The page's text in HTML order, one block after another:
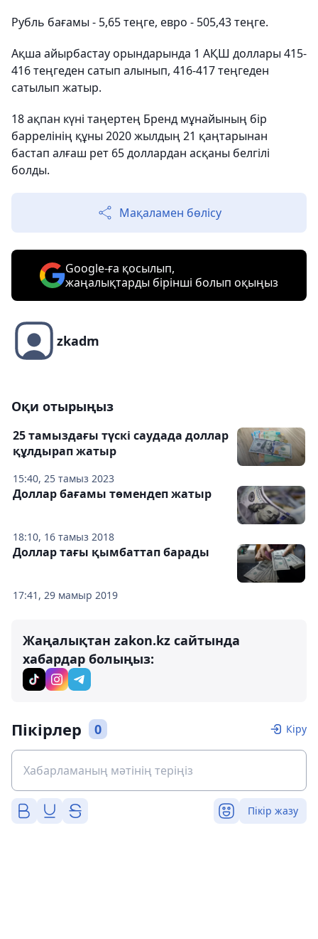
Рубль бағамы - 5,65 теңге, евро - 505,43 теңге.
Ақша айырбастау орындарында 1 АҚШ доллары 415-
416 теңгеден сатып алынып, 416-417 теңгеден
сатылып жатыр.
18 ақпан күні таңертең Бренд мұнайының бір
баррелінің құны 2020 жылдың 21 қаңтарынан
бастап алғаш рет 65 доллардан асқаны белгілі
болды.
Мақаламен бөлісу
Google-ға қосылып,
жаңалықтарды бірінші болып оқыңыз
zkadm
Оқи отырыңыз
15:40, 25 тамыз 2023
25 тамыздағы түскі саудада доллар
құлдырап жатыр
18:10, 16 тамыз 2018
Доллар бағамы төмендеп жатыр
17:41, 29 мамыр 2019
Доллар тағы қымбаттап барады
Жаңалықтан zakon.kz сайтында
хабардар болыңыз:
Пікірлер 0 Кіру
Пікір жазу